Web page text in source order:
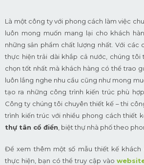
Là một công ty với phong cách làm việc
luôn mong muốn mang lại cho khách
những sản phẩm chất lượng nhất. Với các
thực hiện trải dài khắp cả nước, chúng tôi
chọn tốt nhất mà khách hàng có thể trao
luôn lắng nghe nhu cầu cũng như mong
tạo ra những công trình kiến trúc phù
Công ty chúng tôi chuyên thiết kế – thi
trình kiến trúc với nhiều phong cách thiết
thự tân cổ điển , biệt thự nhà phố theo
Để xem thêm một số mẫu thiết kế
thực hiện, bạn có thể truy cập vào